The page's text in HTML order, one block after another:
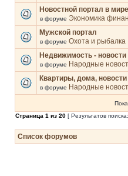
Новостной портал в
в форуме Экономика
Мужской портал
в форуме Охота и рыбалка
Недвижимость - новости
в форуме Народные
Квартиры, дома,
в форуме Народные
Страница 1 из 20 [ Результатов
Список форумов